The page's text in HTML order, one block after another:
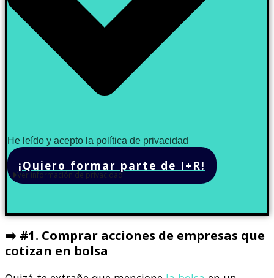
He leído y acepto la política de privacidad
¡Quiero formar parte de I+R!
Ver información de privacidad
➡️ #1. Comprar acciones de empresas que
cotizan en bolsa